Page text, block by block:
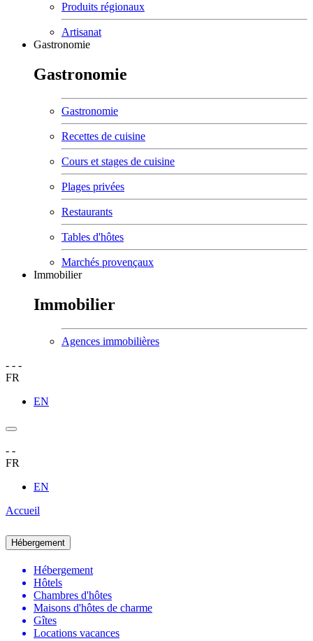
Produits régionaux
Artisanat
Gastronomie
Gastronomie
Gastronomie
Recettes de cuisine
Cours et stages de cuisine
Plages privées
Restaurants
Tables d'hôtes
Marchés provençaux
Immobilier
Immobilier
Agences immobilières
- - -
FR
EN
- -
FR
EN
Accueil
Hébergement
Hébergement
Hôtels
Chambres d'hôtes
Maisons d'hôtes de charme
Gîtes
Locations vacances